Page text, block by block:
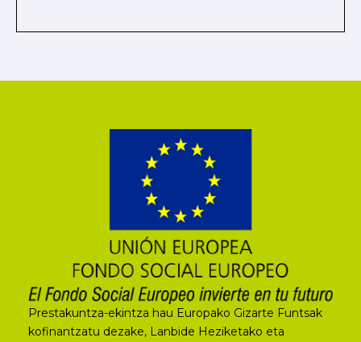
Prestakuntza-ekintza hau Europako Gizarte Funtsak
kofinantzatu dezake, Lanbide Heziketako eta